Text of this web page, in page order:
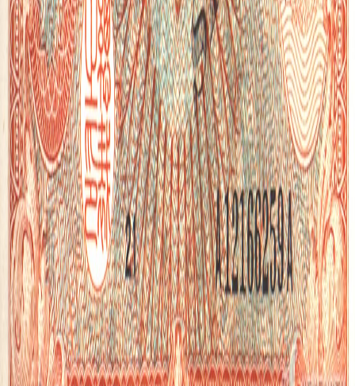
로그인
정답 화면
이 지폐에 적힌 금액은?
1,000환
2026년 5월 8일출제 횟수:1정답률: 100%
🛍️ 물건 & 상품
한국전쟁 중인 1953년 2월 15일, 전쟁 후유증인 악성 인플레이
션을 수습하기 위해 단행된 화폐개혁의 결과물이다. 화폐 단위
를 기존 '원(圓)'에서 '환(圜)'으로 바꾸었으며, 교환 비율은 100
원 : 1환이었다. 오른쪽에는 거북선이 그려져있다. 이후 1962년
제3차 화폐개혁으로 다시 '원' 단위가 도입되면서 유통이 중지
되었다.
설명 없음
추천